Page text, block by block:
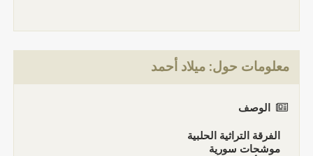
معلومات حول: ميلاد أحمد
الوصف
الفرقة التراثية الحلبية
موشحات سورية